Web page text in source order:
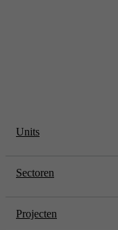
Units
Sectoren
Projecten